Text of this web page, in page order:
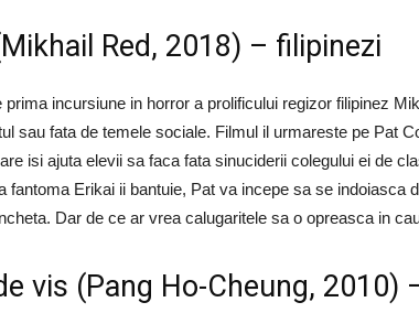
Red, 2018) – filipinezi
prima incursiune in horror a prolificului regizor filipinez
sau fata de temele sociale. Filmul il urmareste pe Pat
isi ajuta elevii sa faca fata sinuciderii colegului ei de
fantoma Erikai ii bantuie, Pat va incepe sa se indoiasca
Dar de ce ar vrea calugaritele sa o opreasca in
vis (Pang Ho-Cheung, 2010)